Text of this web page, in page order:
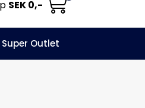
Logga in
SEK 0,-
Super Outlet